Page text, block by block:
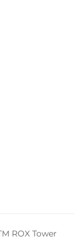
Hà Nội, Nha
uy tín với
trong nghề,
ROX Tower